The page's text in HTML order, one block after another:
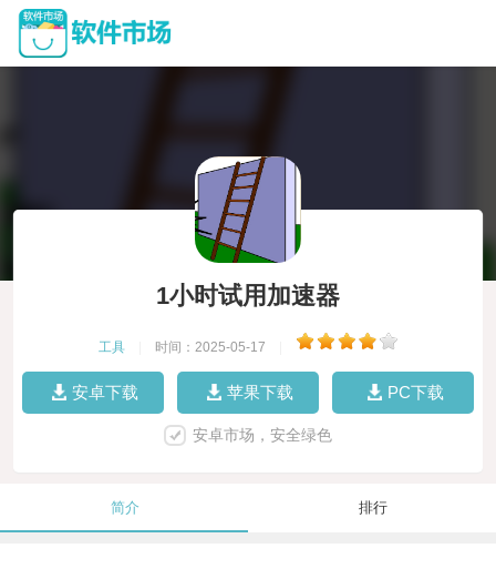
1小时试用加速器
工具 时间：2025-05-17
安卓下载 苹果下载 PC下载
安卓市场，安全绿色
简介 排行